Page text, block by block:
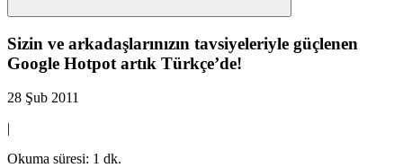
Sizin ve arkadaşlarınızın tavsiyeleriyle güçlenen
Google Hotpot artık Türkçe’de!
28 Şub 2011
|
Okuma süresi: 1 dk.